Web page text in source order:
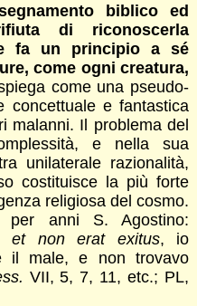
biblico ed
di riconoscerla
fa un principio a sé
come ogni creatura,
come una pseudo-
concettuale e fantastica
malanni. Il problema del
e nella sua
unilaterale razionalità,
costituisce la più forte
religiosa del cosmo.
anni S. Agostino:
et non erat exitus, io
il male, e non trovavo
VII, 5, 7, 11, etc.; PL,